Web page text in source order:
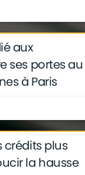
aux
ses portes au
à Paris
crédits plus
la hausse